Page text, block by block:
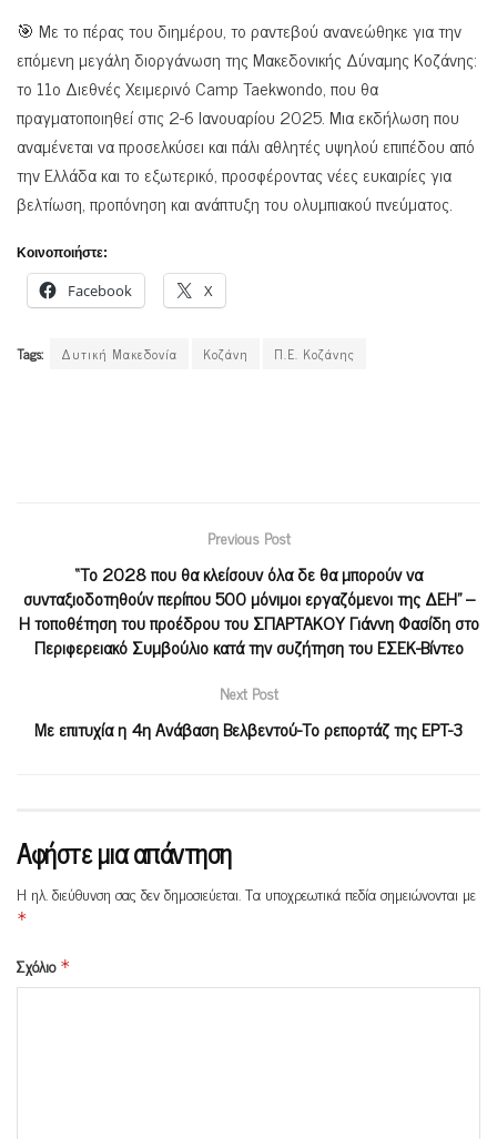
🎯 Με το πέρας του διημέρου, το ραντεβού ανανεώθηκε για την
επόμενη μεγάλη διοργάνωση της Μακεδονικής Δύναμης Κοζάνης:
το 11ο Διεθνές Χειμερινό Camp Taekwondo, που θα
πραγματοποιηθεί στις 2-6 Ιανουαρίου 2025. Μια εκδήλωση που
αναμένεται να προσελκύσει και πάλι αθλητές υψηλού επιπέδου από
την Ελλάδα και το εξωτερικό, προσφέροντας νέες ευκαιρίες για
βελτίωση, προπόνηση και ανάπτυξη του ολυμπιακού πνεύματος.
Κοινοποιήστε:
Facebook X
Tags: Δυτική Μακεδονία Κοζάνη Π.Ε. Κοζάνης
Previous Post
“Το 2028 που θα κλείσουν όλα δε θα μπορούν να
συνταξιοδοτηθούν περίπου 500 μόνιμοι εργαζόμενοι της ΔΕΗ” –
Η τοποθέτηση του προέδρου του ΣΠΑΡΤΑΚΟΥ Γιάννη Φασίδη στο
Περιφερειακό Συμβούλιο κατά την συζήτηση του ΕΣΕΚ-Βίντεο
Next Post
Με επιτυχία η 4η Ανάβαση Βελβεντού-Το ρεπορτάζ της ΕΡΤ-3
Αφήστε μια απάντηση
Η ηλ. διεύθυνση σας δεν δημοσιεύεται.Τα υποχρεωτικά πεδία σημειώνονται με
*
Σχόλιο *